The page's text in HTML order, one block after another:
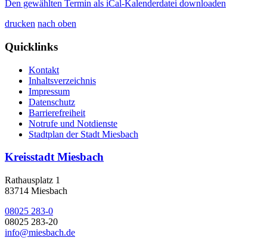
Den gewählten Termin als iCal-Kalenderdatei downloaden
drucken nach oben
Quicklinks
Kontakt
Inhaltsverzeichnis
Impressum
Datenschutz
Barrierefreiheit
Notrufe und Notdienste
Stadtplan der Stadt Miesbach
Kreisstadt Miesbach
Rathausplatz 1
83714 Miesbach
08025 283-0
08025 283-20
info@miesbach.de